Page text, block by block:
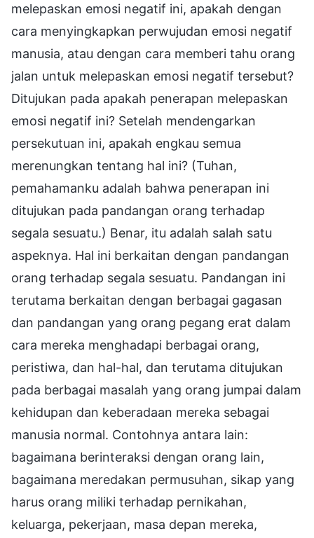
melepaskan emosi negatif ini, apakah dengan
cara menyingkapkan perwujudan emosi negatif
manusia, atau dengan cara memberi tahu orang
jalan untuk melepaskan emosi negatif tersebut?
Ditujukan pada apakah penerapan melepaskan
emosi negatif ini? Setelah mendengarkan
persekutuan ini, apakah engkau semua
merenungkan tentang hal ini? (Tuhan,
pemahamanku adalah bahwa penerapan ini
ditujukan pada pandangan orang terhadap
segala sesuatu.) Benar, itu adalah salah satu
aspeknya. Hal ini berkaitan dengan pandangan
orang terhadap segala sesuatu. Pandangan ini
terutama berkaitan dengan berbagai gagasan
dan pandangan yang orang pegang erat dalam
cara mereka menghadapi berbagai orang,
peristiwa, dan hal-hal, dan terutama ditujukan
pada berbagai masalah yang orang jumpai dalam
kehidupan dan keberadaan mereka sebagai
manusia normal. Contohnya antara lain:
bagaimana berinteraksi dengan orang lain,
bagaimana meredakan permusuhan, sikap yang
harus orang miliki terhadap pernikahan,
keluarga, pekerjaan, masa depan mereka,